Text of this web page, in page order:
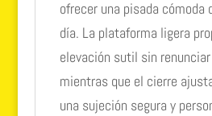
ofrecer una pisada cómoda
día. La plataforma ligera
elevación sutil sin
mientras que el cierre
una sujeción segura y